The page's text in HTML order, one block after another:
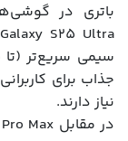
باتری در
جذاب برای
نیاز دارند.